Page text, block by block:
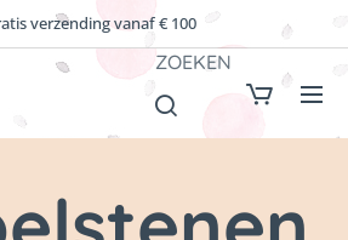
verzending vanaf € 100
ZOEKEN